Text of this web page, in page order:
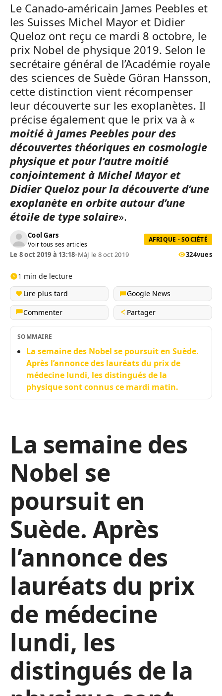
Le Canado-américain James Peebles et
les Suisses Michel Mayor et Didier
Queloz ont reçu ce mardi 8 octobre, le
prix Nobel de physique 2019. Selon le
secrétaire général de l’Académie royale
des sciences de Suède Göran Hansson,
cette distinction vient récompenser
leur découverte sur les exoplanètes. Il
précise également que le prix va à «
moitié à James Peebles pour des
découvertes théoriques en cosmologie
physique et pour l’autre moitié
conjointement à Michel Mayor et
Didier Queloz pour la découverte d’une
exoplanète en orbite autour d’une
étoile de type solaire».
Cool Gars
Voir tous ses articles
AFRIQUE - SOCIÉTÉ
Le 8 oct 2019 à 13:18•MàJ le 8 oct 2019 324vues
1 min de lecture
Lire plus tard
Google News
Commenter
Partager
SOMMAIRE
La semaine des Nobel se poursuit en Suède.
Après l’annonce des lauréats du prix de
médecine lundi, les distingués de la
physique sont connus ce mardi matin.
La semaine des
Nobel se
poursuit en
Suède. Après
l’annonce des
lauréats du prix
de médecine
lundi, les
distingués de la